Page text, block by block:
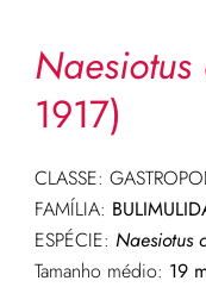
1917)
CLASSE:
FAMÍLIA:
ESPÉCIE: Naesiotus
Tamanho médio: 19